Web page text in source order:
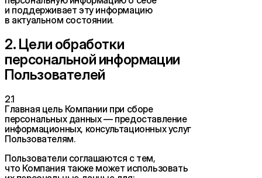
и поддерживает эту информацию
в актуальном состоянии.
2. Цели обработки
персональной информации
Пользователей
2.1
Главная цель Компании при сборе
персональных данных — предоставление
информационных, консультационных услуг
Пользователям.
Пользователи соглашаются с тем,
что Компания также может использовать